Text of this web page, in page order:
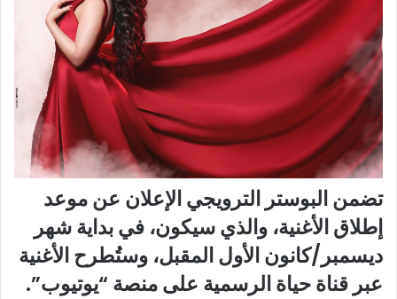
تضمن البوستر الترويجي الإعلان عن موعد
إطلاق الأغنية، والذي سيكون، في بداية شهر
ديسمبر/كانون الأول المقبل، وستُطرح الأغنية
عبر قناة حياة الرسمية على منصة “يوتيوب”.